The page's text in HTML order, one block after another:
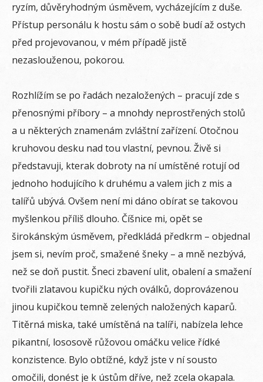
ryzím, důvěryhodným úsměvem, vycházejícím z duše.
Přístup personálu k hostu sám o sobě budí až ostych
před projevovanou, v mém případě jistě
nezaslouženou, pokorou.
Rozhlížím se po řadách nezaložených – pracují zde s
přenosnými příbory – a mnohdy neprostřených stolů
a u některých znamenám zvláštní zařízení. Otočnou
kruhovou desku nad tou vlastní, pevnou. Živě si
představuji, kterak dobroty na ní umístěné rotují od
jednoho hodujícího k druhému a valem jich z mis a
talířů ubývá. Ovšem není mi dáno obírat se takovou
myšlenkou příliš dlouho. Číšnice mi, opět se
širokánským úsměvem, předkládá předkrm – objednal
jsem si, nevím proč, smažené šneky – a mně nezbývá,
než se doň pustit. Šneci zbavení ulit, obalení a smažení
tvořili zlatavou kupičku ných oválků, doprovázenou
jinou kupičkou temně zelených naložených kaparů.
Titěrná miska, také umístěná na talíři, nabízela lehce
pikantní, lososově růžovou omáčku velice řídké
konzistence. Bylo obtížné, když jste v ní sousto
omočili, donést je k ústům dříve, než zcela okapala.